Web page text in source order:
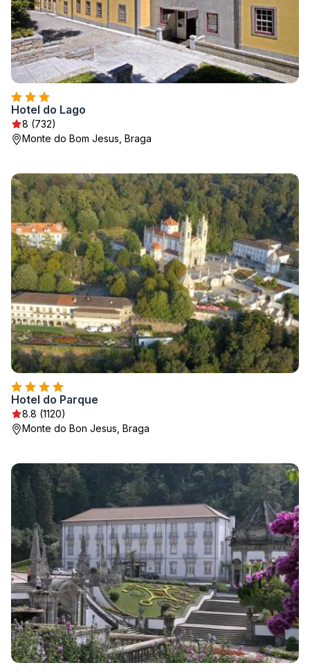
Hotel do Lago
8 (732)
Monte do Bom Jesus, Braga
Hotel do Parque
8.8 (1120)
Monte do Bon Jesus, Braga